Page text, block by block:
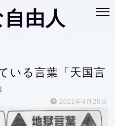
由人
いる言葉「天国言
2021年4月20日